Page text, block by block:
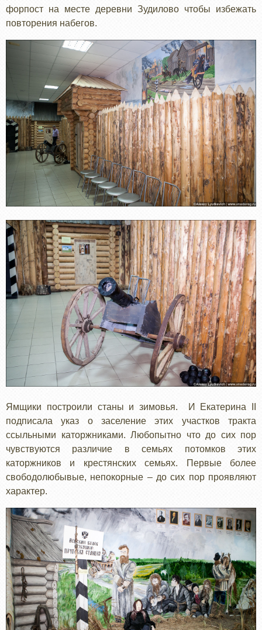
форпост на месте деревни Зудилово чтобы избежать
повторения набегов.
Ямщики построили станы и зимовья. И Екатерина II
подписала указ о заселение этих участков тракта
ссыльными каторжниками. Любопытно что до сих пор
чувствуются различие в семьях потомков этих
каторжников и крестянских семьях. Первые более
свободолюбывые, непокорные – до сих пор проявляют
характер.